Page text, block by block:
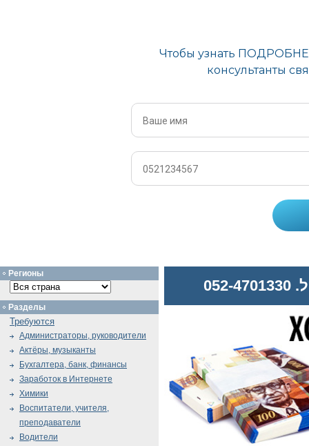
Регионы
Разделы
Требуются
Администраторы, руководители
Актёры, музыканты
Бухгалтера, банк, финансы
Заработок в Интернете
Химики
Воспитатели, учителя,
преподаватели
Водители